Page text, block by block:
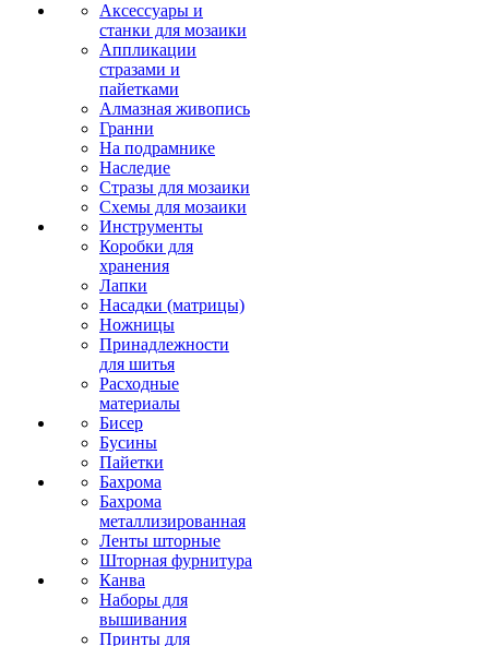
Аксессуары и
станки для мозаики
Аппликации
стразами и
пайетками
Алмазная живопись
Гранни
На подрамнике
Наследие
Стразы для мозаики
Схемы для мозаики
Инструменты
Коробки для
хранения
Лапки
Насадки (матрицы)
Ножницы
Принадлежности
для шитья
Расходные
материалы
Бисер
Бусины
Пайетки
Бахрома
Бахрома
металлизированная
Ленты шторные
Шторная фурнитура
Канва
Наборы для
вышивания
Принты для